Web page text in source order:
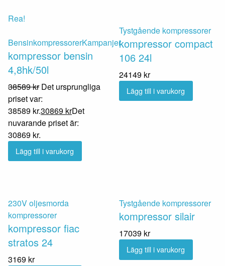
Rea!
BensinkompressorerKampanjer
kompressor bensin
4,8hk/50l
38589kr Det ursprungliga
priset var:
38589 kr.30869 krDet
nuvarande priset är:
30869 kr.
Lägg till i varukorg
Tystgående kompressorer
kompressor compact
106 24l
24149 kr
Lägg till i varukorg
230V oljesmorda
kompressorer
kompressor fiac
stratos 24
3169 kr
Tystgående kompressorer
kompressor silair
17039 kr
Lägg till i varukorg